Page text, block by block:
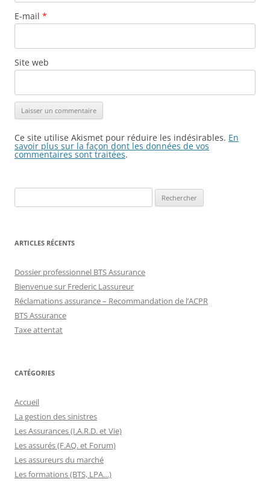
E-mail *
Site web
Ce site utilise Akismet pour réduire les indésirables. En
savoir plus sur la façon dont les données de vos
commentaires sont traitées.
ARTICLES RÉCENTS
Dossier professionnel BTS Assurance
Bienvenue sur Frederic Lassureur
Réclamations assurance – Recommandation de l’ACPR
BTS Assurance
Taxe attentat
CATÉGORIES
Accueil
La gestion des sinistres
Les Assurances (I.A.R.D. et Vie)
Les assurés (F.AQ. et Forum)
Les assureurs du marché
Les formations (BTS, LPA…)